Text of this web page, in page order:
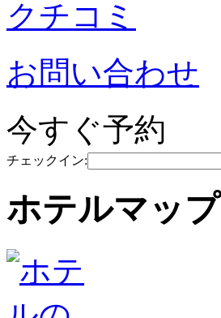
クチコミ
お問い合わせ
今すぐ予約
チェックイン:
ホテルマップ